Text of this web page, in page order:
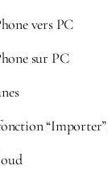
vers PC
sur PC